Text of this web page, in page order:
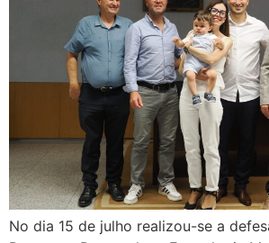
No dia 15 de julho realizou-se a